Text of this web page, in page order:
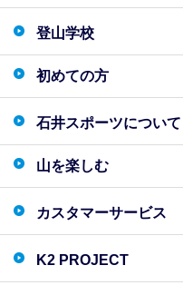
登山学校
初めての方
石井スポーツについて
山を楽しむ
カスタマーサービス
K2 PROJECT